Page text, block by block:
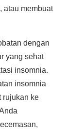
atau membuat
dengan
yang sehat
insomnia.
insomnia
rujukan ke